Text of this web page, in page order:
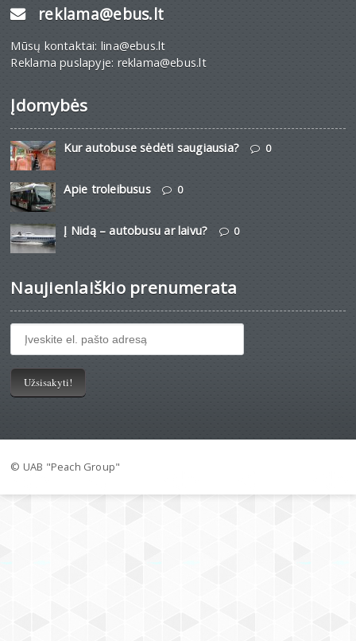
reklama@ebus.lt
Mūsų kontaktai: lina@ebus.lt
Reklama puslapyje: reklama@ebus.lt
Įdomybės
Kur autobuse sėdėti saugiausia? 0
Apie troleibusus 0
Į Nidą – autobusu ar laivu? 0
Naujienlaiškio prenumerata
© UAB "Peach Group"